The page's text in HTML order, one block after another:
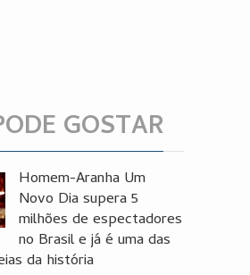
GOSTAR
Homem-Aranha Um
Novo Dia supera 5
milhões de espectadores
no Brasil e já é uma das
da história